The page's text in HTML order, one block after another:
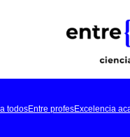
todosEntre profesExcelencia